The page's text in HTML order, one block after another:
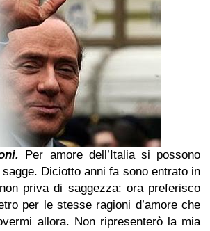
. Per amore dell’Italia si possono
Diciotto anni fa sono entrato in
priva di saggezza: ora preferisco
per le stesse ragioni d’amore che
allora. Non ripresenterò la mia